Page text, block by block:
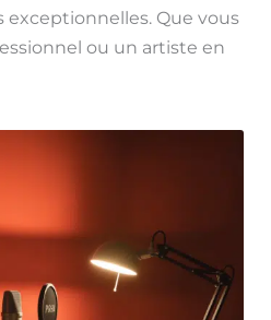
exceptionnelles. Que vous
ou un artiste en